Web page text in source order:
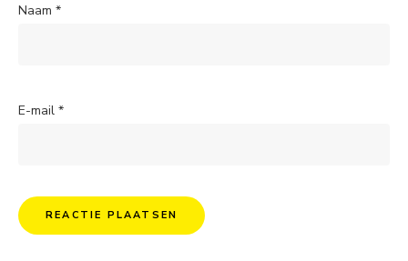
Naam *
E-mail *